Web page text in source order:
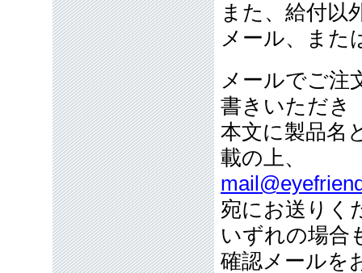
また、給付以
メール、また
メールでご注
書きいただき
本文に製品名
載の上、
宛にお送りく
いずれの場合
確認メールを